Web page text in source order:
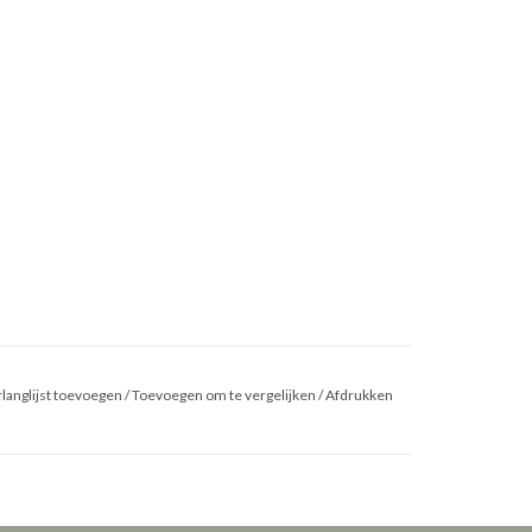
toevoegen /Toevoegen om te vergelijken /Afdrukken